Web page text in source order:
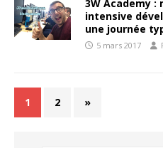
3W Academy
intensive
une journée
5 mars 2017
1 2 »